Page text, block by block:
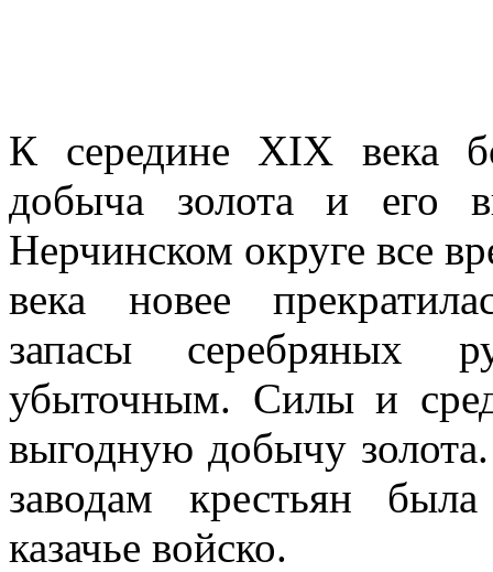
К середине XIX века
добыча золота и его
Нерчинском округе все
века новее
запасы серебряных
убыточным. Силы и
выгодную добычу
за­водам крестьян
казачье войско.